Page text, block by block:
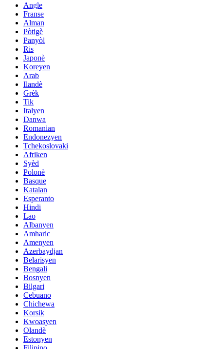
Angle
Franse
Alman
Pòtigè
Panyòl
Ris
Japonè
Koreyen
Arab
Ilandè
Grèk
Tik
Italyen
Danwa
Romanian
Endonezyen
Tchekoslovaki
Afriken
Syèd
Polonè
Basque
Katalan
Esperanto
Hindi
Lao
Albanyen
Amharic
Amenyen
Azerbaydjan
Belarisyen
Bengali
Bosnyen
Bilgari
Cebuano
Chichewa
Korsik
Kwoasyen
Olandè
Estonyen